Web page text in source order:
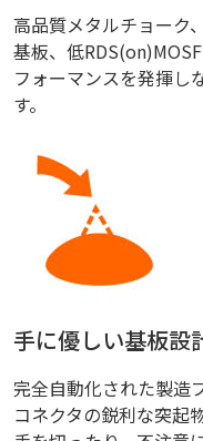
高品質メタルチョーク
基板、低
フォーマンスを発揮し
す。
手に優しい基板設
完全自動化された製造
コネクタの鋭利な突起